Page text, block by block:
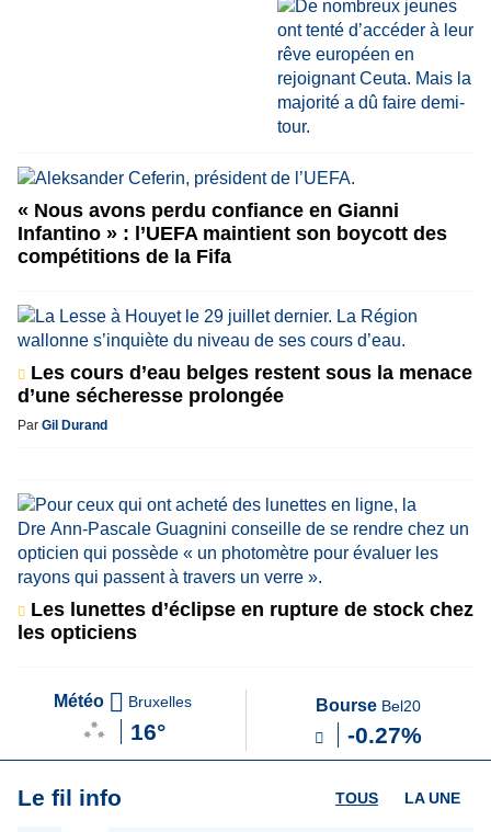
« Nous avons perdu confiance en Gianni
Infantino » : l’UEFA maintient son boycott des
compétitions de la Fifa
Les cours d’eau belges restent sous la menace
d’une sécheresse prolongée
Par Gil Durand
Les lunettes d’éclipse en rupture de stock chez
les opticiens
Météo Bruxelles
16°
Bourse Bel20
-0.27%
Le fil info LA UNE
TOUS